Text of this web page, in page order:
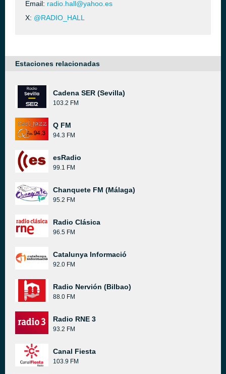
Email: radio.hall@yahoo.es
X: @RADIO_HALL
Estaciones relacionadas
Cadena SER (Sevilla)
103.2 FM
Q FM
94.3 FM
esRadio
99.1 FM
Chanquete FM (Málaga)
95.2 FM
Radio Clásica
96.5 FM
Catalunya Informació
92.0 FM
Radio Nervión (Bilbao)
88.0 FM
Radio RNE 3
93.2 FM
Canal Fiesta
103.9 FM